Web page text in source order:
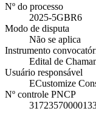
Nº do processo
2025-5GBR6
Modo de disputa
Não se aplica
Instrumento
Edital de
Usuário responsável
ECustomize
Nº controle PNCP